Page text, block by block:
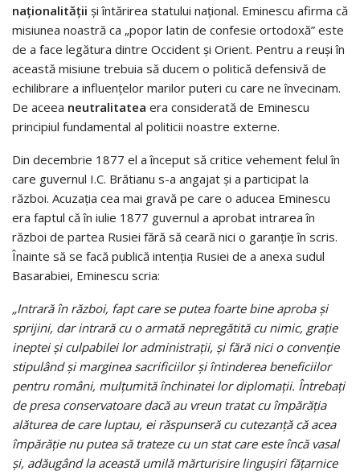
naţionalităţii şi întărirea statului naţional. Eminescu afirma că
misiunea noastră ca „popor latin de confesie ortodoxă” este
de a face legătura dintre Occident şi Orient. Pentru a reuşi în
această misiune trebuia să ducem o politică defensivă de
echilibrare a influenţelor marilor puteri cu care ne învecinam.
De aceea neutralitatea era considerată de Eminescu
principiul fundamental al politicii noastre externe.
Din decembrie 1877 el a început să critice vehement felul în
care guvernul I.C. Brătianu s-a angajat şi a participat la
război. Acuzaţia cea mai gravă pe care o aducea Eminescu
era faptul că în iulie 1877 guvernul a aprobat intrarea în
război de partea Rusiei fără să ceară nici o garanţie în scris.
Înainte să se facă publică intenţia Rusiei de a anexa sudul
Basarabiei, Eminescu scria:
„Intrară în război, fapt care se putea foarte bine aproba şi
sprijini, dar intrară cu o armată nepregătită cu nimic, graţie
ineptei şi culpabilei lor administraţii, şi fără nici o convenţie
stipulând şi marginea sacrificiilor şi întinderea beneficiilor
pentru români, mulţumită închinatei lor diplomaţii. Întrebaţi
de presa conservatoare dacă au vreun tratat cu împărăţia
alăturea de care luptau, ei răspunseră cu cutezanţă că acea
împărăţie nu putea să trateze cu un stat care este încă vasal
şi, adăugând la această umilă mărturisire linguşiri făţarnice